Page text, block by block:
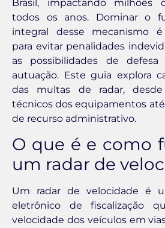
Brasil, impactando milhões
todos os anos. Dominar o
integral desse mecanismo
para evitar penalidades
as possibilidades de
autuação. Este guia explora
das multas de radar,
técnicos dos equipamentos
de recurso administrativo.
O que é e como
um radar de
Um radar de velocidade é
eletrônico de fiscalização
velocidade dos veículos em